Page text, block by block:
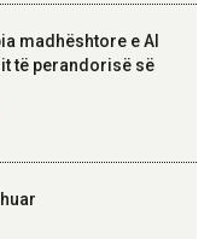
madhështore e Al
të perandorisë së